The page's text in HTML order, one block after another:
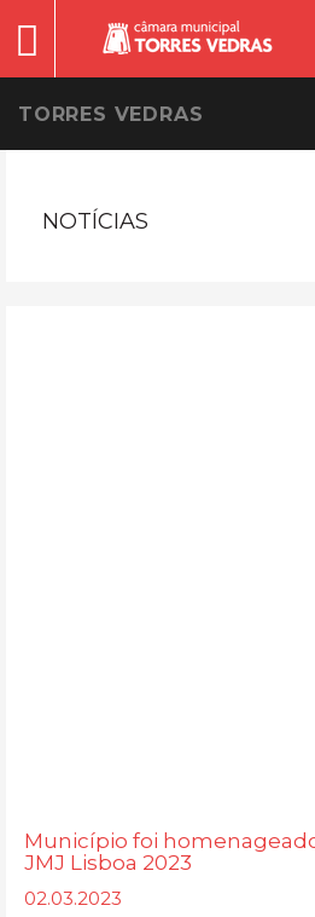
TORRES VEDRAS
NOTÍCIAS
Município foi
JMJ Lisboa 2023
02.03.2023